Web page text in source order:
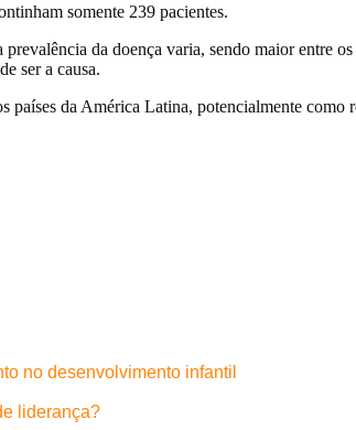
somente 239 pacientes.
da doença varia, sendo maior entre
ser a causa.
da América Latina, potencialmente como
no desenvolvimento infantil
liderança?